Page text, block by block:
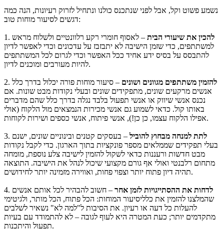
נשמע פשוט וקל, אבל לפני שנתכנס כולנו ונתחיל לזרוק רעיונות, הנה כמה
דגשים לסיעור מוחות טוב:
1. להכין את שיעורי הבית – לאסוף חומרי רקע רלוונטיים ולשלוח מראש
למשתתפים, כדי שזמן הישיבה לא יתבזבז על עדכונים וכדי לאפשר לדיון
להתבסס על בסיס ידע אחיד ככל האפשר וכדי לגרום לכל המשתתפים
להיות מעורבים ומוכנים לדיון.
2. להזמין משתתפים מגוונים ושונים – סיעור מוחות פורה יכלול בדרך כלל
אנשים מרקעים שונים, מתפקידים שונים ובעלי נקודות מבט שונות. אם
נכנס אנשי שיווק או אנשי תפעול בלבד נגלה בדרך כלל שהם מדברים
באותו קול. כדאי לשמוע גם אנשי מכירות הנמצאים מול הלקוח (אולי
אפילו הלקוח עצמו, כן כן!), אנשי פיתוח, אנשי כספים ושירות לקוחות.
3. לתת למנחה מבחוץ להוביל – בעסקים קטנים ובינוניים שונים, ישנם
בעלי תפקידים שממלאים מספר פונקציות בתוך הארגון. כדי לקבל נקודות
מבט חדשות ורעננות כדאי לשקול להזמין לישיבה צלע נוספת, מומחה
מתחום רלבנטי ואולי אף גורם מקצועי שיכול לנהל את הישיבה. התוצאה
תהיה דיון פתוח יותר וצפוי פחות, ואווירה מזמינה יותר לחידושים.
4. לדחות את ההסתייגויות לזמן אחר – חשוב להבהיר לכל אותם אנשים
שהמלצנו להזמין את כלליסיעור המוחות: הכל פתוח, הכל מותר, ולגיטימי
להעלות כל דעה או רעיון. את הסיבות ל"למה לא" נשאיר לשלבים
מתקדמים יותר; כעת המטרה היא לעוף לגובה – לא להתמודד עם בעיות
תפעול והיתכנות.